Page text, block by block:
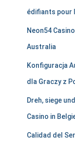
édifiants pour
Neon54
Australia
Konfiguracja
dla Graczy z
Dreh, siege
Casino in
Calidad del